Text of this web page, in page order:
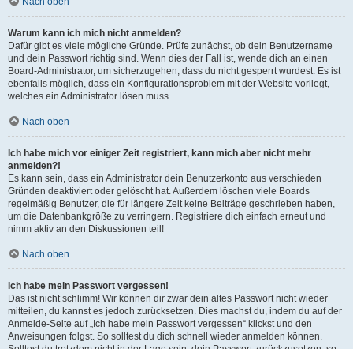
Warum kann ich mich nicht anmelden?
Dafür gibt es viele mögliche Gründe. Prüfe zunächst, ob dein Benutzername
und dein Passwort richtig sind. Wenn dies der Fall ist, wende dich an einen
Board-Administrator, um sicherzugehen, dass du nicht gesperrt wurdest. Es ist
ebenfalls möglich, dass ein Konfigurationsproblem mit der Website vorliegt,
welches ein Administrator lösen muss.
Nach oben
Ich habe mich vor einiger Zeit registriert, kann mich aber nicht mehr
anmelden?!
Es kann sein, dass ein Administrator dein Benutzerkonto aus verschieden
Gründen deaktiviert oder gelöscht hat. Außerdem löschen viele Boards
regelmäßig Benutzer, die für längere Zeit keine Beiträge geschrieben haben,
um die Datenbankgröße zu verringern. Registriere dich einfach erneut und
nimm aktiv an den Diskussionen teil!
Nach oben
Ich habe mein Passwort vergessen!
Das ist nicht schlimm! Wir können dir zwar dein altes Passwort nicht wieder
mitteilen, du kannst es jedoch zurücksetzen. Dies machst du, indem du auf der
Anmelde-Seite auf „Ich habe mein Passwort vergessen“ klickst und den
Anweisungen folgst. So solltest du dich schnell wieder anmelden können.